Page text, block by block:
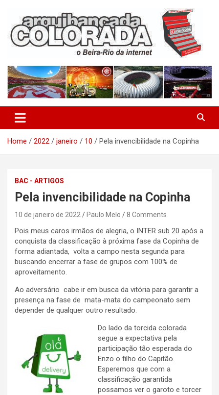
content
Arquibancada Colorada
Home 2022 janeiro 10 Pela invencibilidade na Copinha
BAC - ARTIGOS
Pela invencibilidade na Copinha
10 de janeiro de 2022 Paulo Melo 8 Comments
Pois meus caros irmãos de alegria, o INTER sub 20 após a
conquista da classificação à próxima fase da Copinha de
forma adiantada, volta a campo nesta segunda para
buscando encerrar a fase de grupos com 100% de
aproveitamento.
Ao adversário cabe ir em busca da vitória para garantir a
presença na fase de mata-mata do campeonato sem
depender de qualquer outro resultado.
Do lado da torcida colorada
segue a expectativa pela
participação tão esperada do
Enzo o filho do Capitão.
Esperemos que com a
classificação garantida
possamos ver o garoto e torcer